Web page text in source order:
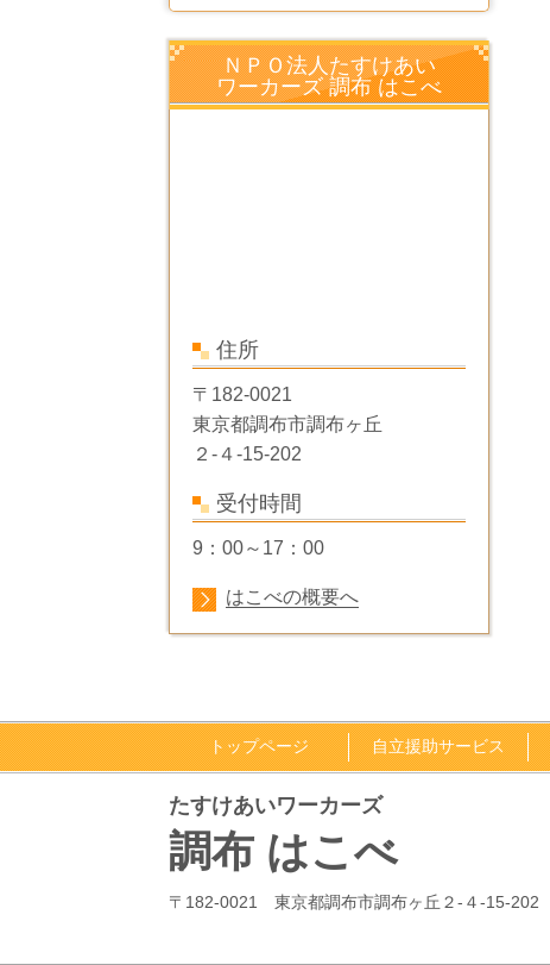
ＮＰＯ法人たすけあい
ワーカーズ 調布 はこべ
住所
〒182-0021
東京都調布市調布ヶ丘
２-４-15-202
受付時間
9：00～17：00
はこべの概要へ
トップページ 自立援助サービス
たすけあいワーカーズ
調布 はこべ
〒182-0021 東京都調布市調布ヶ丘２-４-15-202